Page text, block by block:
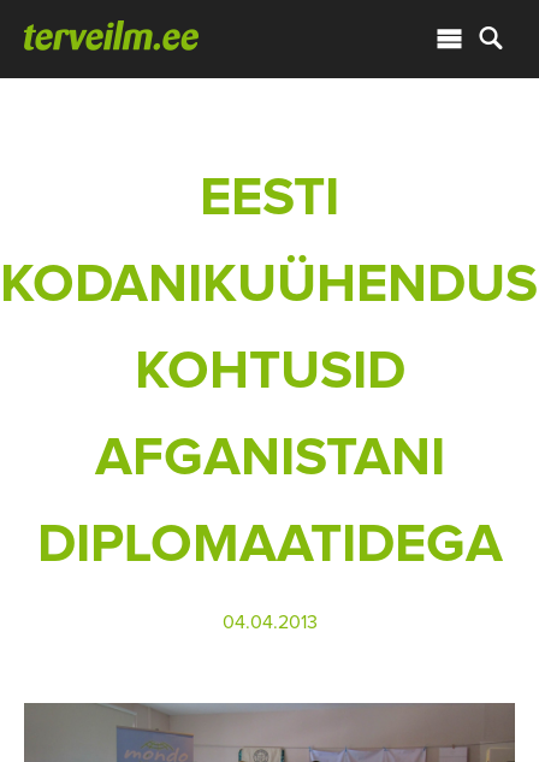
EESTI
KOHTUSID
AFGANISTANI
DIPLOMAATIDEGA
04.04.2013